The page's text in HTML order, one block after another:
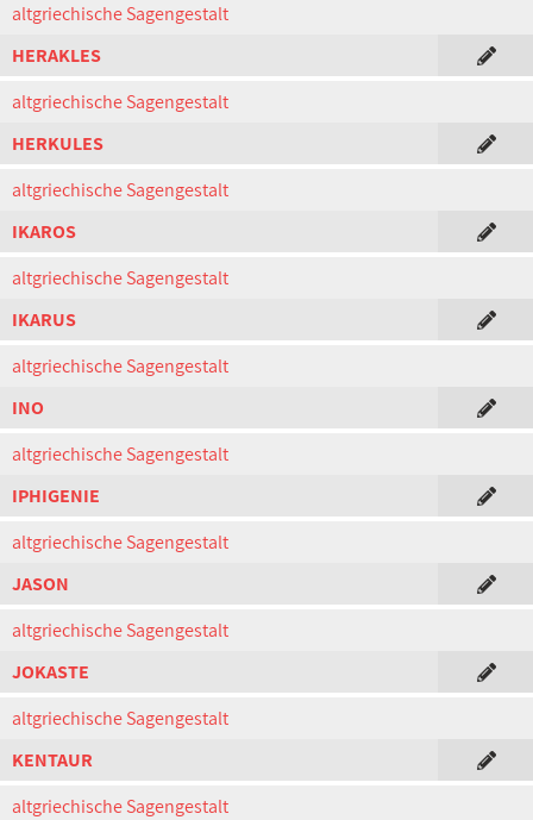
altgriechische Sagengestalt
HERAKLES
altgriechische Sagengestalt
HERKULES
altgriechische Sagengestalt
IKAROS
altgriechische Sagengestalt
IKARUS
altgriechische Sagengestalt
INO
altgriechische Sagengestalt
IPHIGENIE
altgriechische Sagengestalt
JASON
altgriechische Sagengestalt
JOKASTE
altgriechische Sagengestalt
KENTAUR
altgriechische Sagengestalt